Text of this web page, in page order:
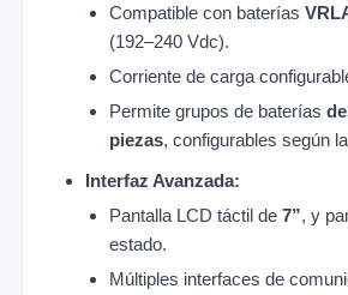
Compatible con baterías
(192–240 Vdc).
Corriente de carga
Permite grupos de baterías
piezas, configurables según
Interfaz Avanzada:
Pantalla LCD táctil de 7”, y
estado.
Múltiples interfaces de